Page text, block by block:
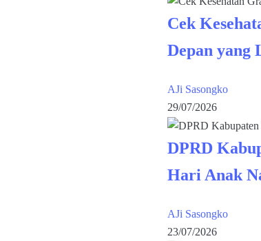
Cek
Depan yang
AJi Sasongko
29/07/2026
DPRD
Hari Anak
AJi Sasongko
23/07/2026